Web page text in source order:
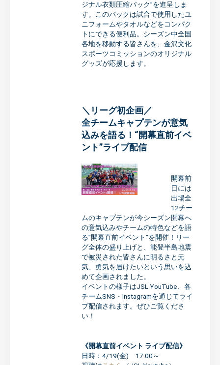
ジナル衣類圧縮パック”を進呈しま
す。このパックは試合で使用したユ
ニフォームやタオルなどをコンパク
トにできる便利品。シーズン中全国
各地を移動する皆さんを、金沢文化
スポーツコミッションのオリジナル
グッズが応援します。
＼リーグ初企画／
全チームキャプテンが意気
込みを語る！ “開幕直前イベ
ント”ライブ配信
開幕前
日には
出場全
12チー
ムのキャプテンが今シーズン開幕へ
の意気込みやチームの特色などを語
る”開幕直前イベント”を開催！リー
グ全体の盛り上げと、能登半島地震
で被災された皆さんに明るさと元
気、勇気を届けたいという思いを込
めて企画されました。
イベントの様子はJSL YouTube、各
チームSNS・Instagramを通じてライ
ブ配信されます。ぜひご覧くださ
い！
《開幕直前イベント ライブ配信》
日時：4/19(金) 17:00～